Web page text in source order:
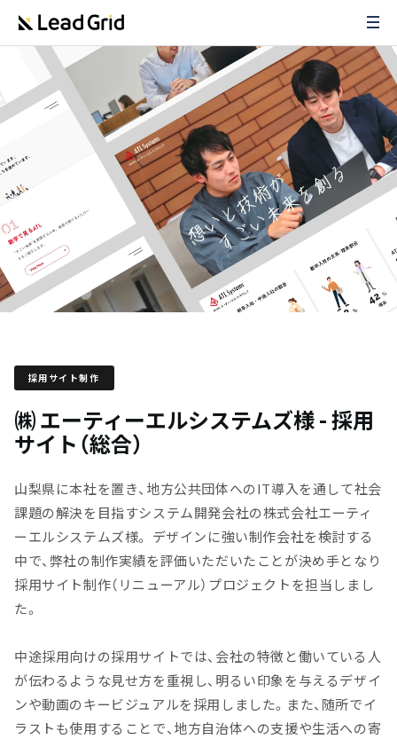
採用サイト制作
㈱ エーティーエルシステムズ様 - 採用
サイト（総合）
山梨県に本社を置き、地方公共団体へのIT導入を通して社会
課題の解決を目指すシステム開発会社の株式会社エーティ
ーエルシステムズ様。 デザインに強い制作会社を検討する
中で、弊社の制作実績を評価いただいたことが決め手となり
採用サイト制作（リニューアル）プロジェクトを担当しまし
た。
中途採用向けの採用サイトでは、会社の特徴と働いている人
が伝わるような見せ方を重視し、明るい印象を与えるデザイ
ンや動画のキービジュアルを採用しました。また、随所でイ
ラストも使用することで、地方自治体への支援や生活への寄